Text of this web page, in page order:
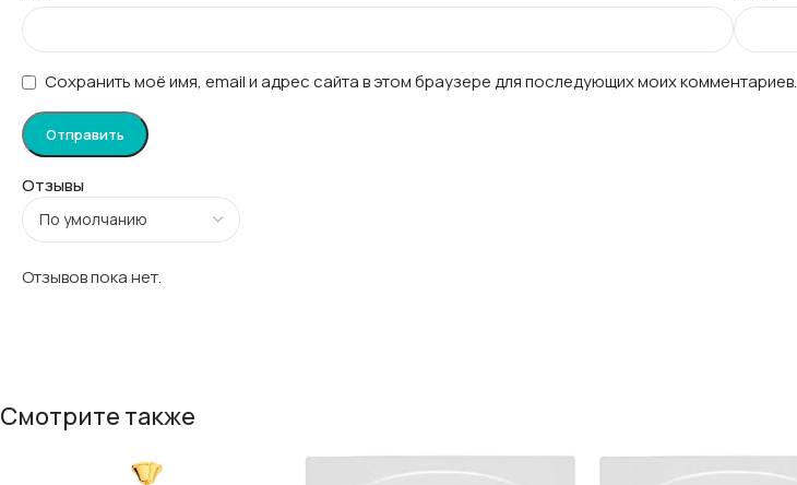
Отзывы
Отзывов пока нет.
Сохранить моё имя, email и адрес сайта в этом браузере для последующих моих комментариев.
Смотрите также